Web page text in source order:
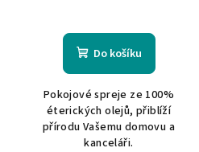
Do košíku
Pokojové spreje ze 100%
éterických olejů, přiblíží
přírodu Vašemu domovu a
kanceláři.